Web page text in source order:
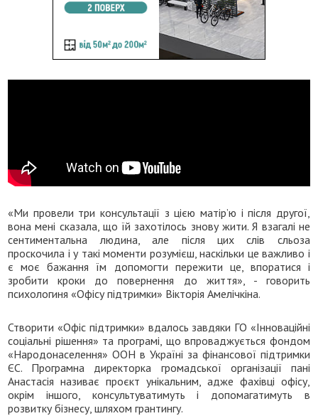
«Ми провели три консультації з цією матір’ю і після другої,
вона мені сказала, що їй захотілось знову жити. Я взагалі не
сентиментальна людина, але після цих слів сльоза
проскочила і у такі моменти розумієш, наскільки це важливо і
є моє бажання їм допомогти пережити це, впоратися і
зробити кроки до повернення до життя», - говорить
психологиня «Офісу підтримки» Вікторія Амелічкіна.
Створити «Офіс підтримки» вдалось завдяки ГО «Інноваційні
соціальні рішення» та програмі, що впроваджується фондом
«Народонаселення» ООН в Україні за фінансової підтримки
ЄС. Програмна директорка громадської організації пані
Анастасія називає проєкт унікальним, адже фахівці офісу,
окрім іншого, консультуватимуть і допомагатимуть в
розвитку бізнесу, шляхом грантингу.